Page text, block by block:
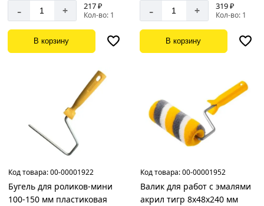
- + 217 ₽
Кол-во: 1
В корзину
- + 319 ₽
Кол-во: 1
В корзину
Код товара:00-00001922
Бугель для роликов-мини
100-150 мм пластиковая
Код товара:00-00001952
Валик для работ с эмалями
акрил тигр 8х48х240 мм